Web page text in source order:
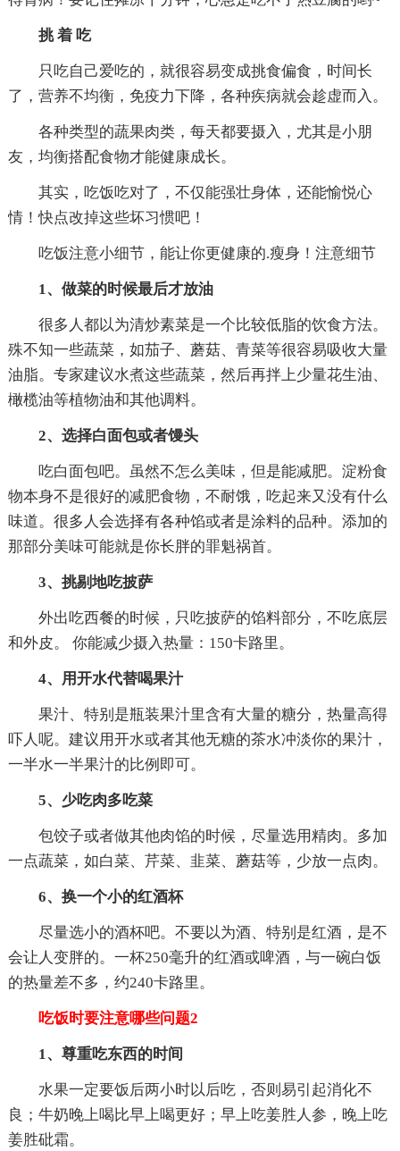
挑 着 吃
只吃自己爱吃的，就很容易变成挑食偏食，时间长
了，营养不均衡，免疫力下降，各种疾病就会趁虚而入。
各种类型的蔬果肉类，每天都要摄入，尤其是小朋
友，均衡搭配食物才能健康成长。
其实，吃饭吃对了，不仅能强壮身体，还能愉悦心
情！快点改掉这些坏习惯吧！
吃饭注意小细节，能让你更健康的.瘦身！注意细节
1、做菜的时候最后才放油
很多人都以为清炒素菜是一个比较低脂的饮食方法。
殊不知一些蔬菜，如茄子、蘑菇、青菜等很容易吸收大量
油脂。专家建议水煮这些蔬菜，然后再拌上少量花生油、
橄榄油等植物油和其他调料。
2、选择白面包或者馒头
吃白面包吧。虽然不怎么美味，但是能减肥。淀粉食
物本身不是很好的减肥食物，不耐饿，吃起来又没有什么
味道。很多人会选择有各种馅或者是涂料的品种。添加的
那部分美味可能就是你长胖的罪魁祸首。
3、挑剔地吃披萨
外出吃西餐的时候，只吃披萨的馅料部分，不吃底层
和外皮。 你能减少摄入热量：150卡路里。
4、用开水代替喝果汁
果汁、特别是瓶装果汁里含有大量的糖分，热量高得
吓人呢。建议用开水或者其他无糖的茶水冲淡你的果汁，
一半水一半果汁的比例即可。
5、少吃肉多吃菜
包饺子或者做其他肉馅的时候，尽量选用精肉。多加
一点蔬菜，如白菜、芹菜、韭菜、蘑菇等，少放一点肉。
6、换一个小的红酒杯
尽量选小的酒杯吧。不要以为酒、特别是红酒，是不
会让人变胖的。一杯250毫升的红酒或啤酒，与一碗白饭
的热量差不多，约240卡路里。
吃饭时要注意哪些问题2
1、尊重吃东西的时间
水果一定要饭后两小时以后吃，否则易引起消化不
良；牛奶晚上喝比早上喝更好；早上吃姜胜人参，晚上吃
姜胜砒霜。